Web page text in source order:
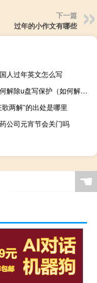
下一篇
过年的小作文有哪些
人过年英文怎么写
如何解除u盘写保护（如何解除u盘写保护）
歌两解”的出处是哪里
公司元宵节会关门吗
☚